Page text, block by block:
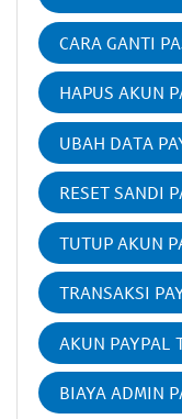
CARA GANTI
HAPUS AKUN
UBAH DATA
RESET SANDI
TUTUP AKUN
TRANSAKSI
AKUN PAYPAL
BIAYA ADMIN